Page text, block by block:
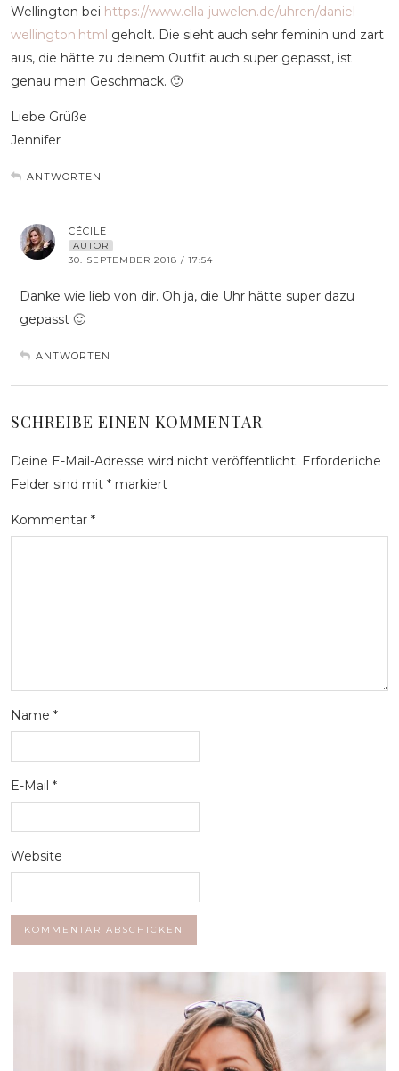
Wellington bei https://www.ella-juwelen.de/uhren/daniel-
wellington.html geholt. Die sieht auch sehr feminin und zart
aus, die hätte zu deinem Outfit auch super gepasst, ist
genau mein Geschmack. 🙂
Liebe Grüße
Jennifer
ANTWORTEN
CÉCILE
AUTOR
30. SEPTEMBER 2018 / 17:54
Danke wie lieb von dir. Oh ja, die Uhr hätte super dazu
gepasst 🙂
ANTWORTEN
SCHREIBE EINEN KOMMENTAR
Deine E-Mail-Adresse wird nicht veröffentlicht. Erforderliche
Felder sind mit * markiert
Kommentar *
Name *
E-Mail *
Website